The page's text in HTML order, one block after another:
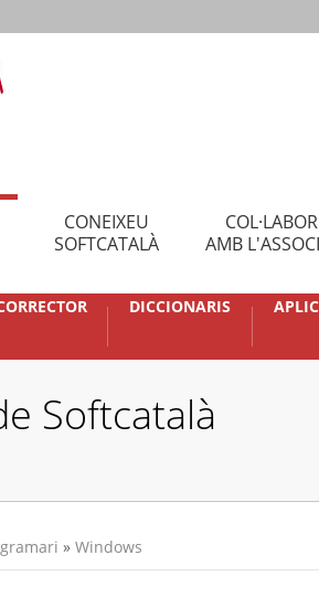
CONEIXEU
SOFTCATALÀ
AMB
DICCIONARIS
Softcatalà
» Windows